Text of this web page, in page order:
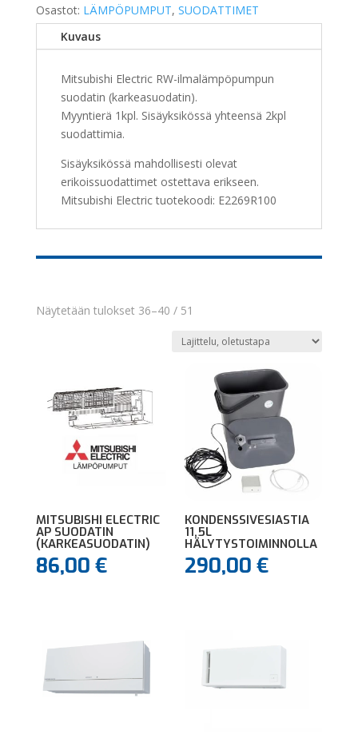
(KARKEASUODATIN)
määrä
Osastot: LÄMPÖPUMPUT, SUODATTIMET
Kuvaus
Mitsubishi Electric RW-ilmalämpöpumpun
suodatin (karkeasuodatin).
Myyntierä 1kpl. Sisäyksikössä yhteensä 2kpl
suodattimia.
Sisäyksikössä mahdollisesti olevat
erikoissuodattimet ostettava erikseen.
Mitsubishi Electric tuotekoodi: E2269R100
Näytetään tulokset 36–40 / 51
MITSUBISHI ELECTRIC
AP SUODATIN
(KARKEASUODATIN)
86,00 €
KONDENSSIVESIASTIA
11,5L
HÄLYTYSTOIMINNOLLA
290,00€